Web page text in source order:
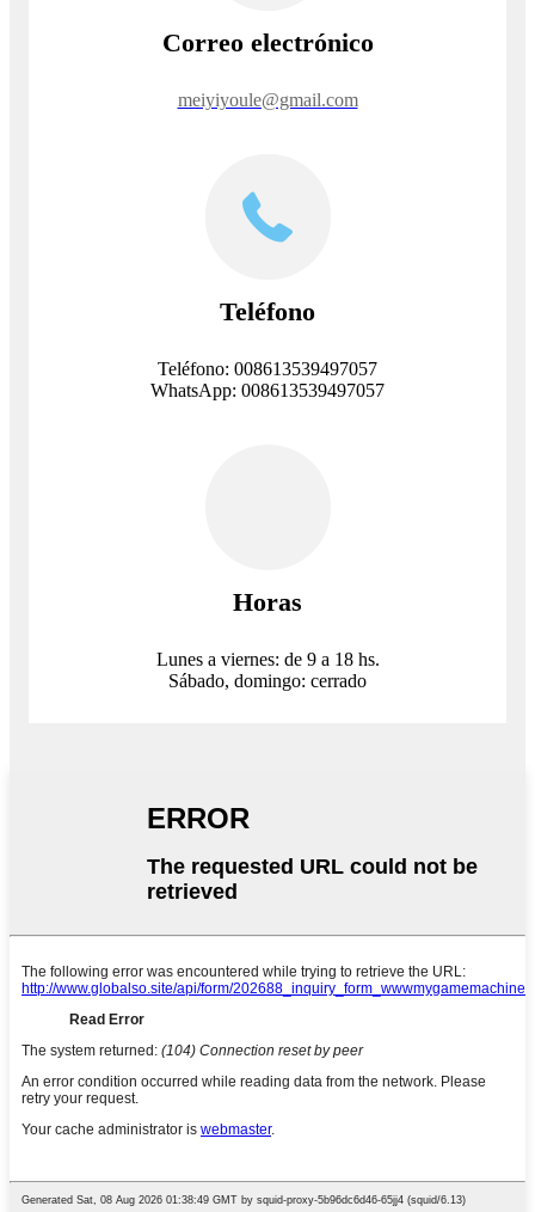
Correo electrónico
meiyiyoule@gmail.com
Teléfono
Teléfono: 008613539497057
WhatsApp: 008613539497057
Horas
Lunes a viernes: de 9 a 18 hs.
Sábado, domingo: cerrado